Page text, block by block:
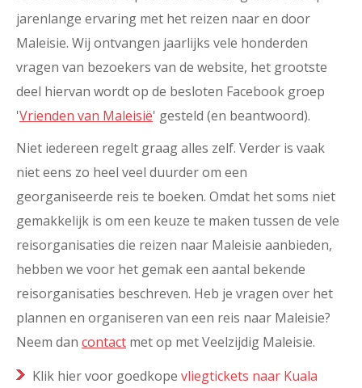
jarenlange ervaring met het reizen naar en door
Maleisie. Wij ontvangen jaarlijks vele honderden
vragen van bezoekers van de website, het grootste
deel hiervan wordt op de besloten Facebook groep
'Vrienden van Maleisië' gesteld (en beantwoord).
Niet iedereen regelt graag alles zelf. Verder is vaak
niet eens zo heel veel duurder om een
georganiseerde reis te boeken. Omdat het soms niet
gemakkelijk is om een keuze te maken tussen de vele
reisorganisaties die reizen naar Maleisie aanbieden,
hebben we voor het gemak een aantal bekende
reisorganisaties beschreven. Heb je vragen over het
plannen en organiseren van een reis naar Maleisie?
Neem dan contact met op met Veelzijdig Maleisie.
Klik hier voor goedkope vliegtickets naar Kuala